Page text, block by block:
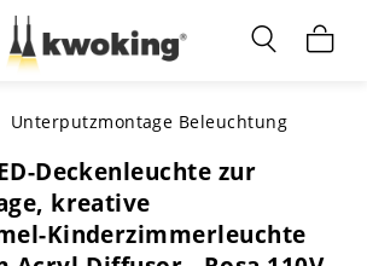
einkaufenFÜR ANDERE
EINKAUFEN
Unterputzmontage Beleuchtung
Deckenleuchte zur
kreative
Kinderzimmerleuchte